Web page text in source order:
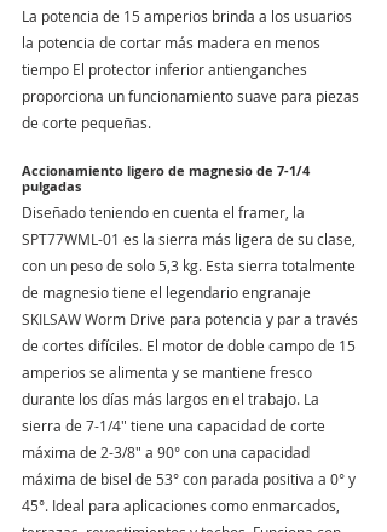
La potencia de 15 amperios brinda a los usuarios
la potencia de cortar más madera en menos
tiempo El protector inferior antienganches
proporciona un funcionamiento suave para piezas
de corte pequeñas.
Accionamiento ligero de magnesio de 7-1/4
pulgadas
Diseñado teniendo en cuenta el framer, la
SPT77WML-01 es la sierra más ligera de su clase,
con un peso de solo 5,3 kg. Esta sierra totalmente
de magnesio tiene el legendario engranaje
SKILSAW Worm Drive para potencia y par a través
de cortes difíciles. El motor de doble campo de 15
amperios se alimenta y se mantiene fresco
durante los días más largos en el trabajo. La
sierra de 7-1/4" tiene una capacidad de corte
máxima de 2-3/8" a 90° con una capacidad
máxima de bisel de 53° con parada positiva a 0° y
45°. Ideal para aplicaciones como enmarcados,